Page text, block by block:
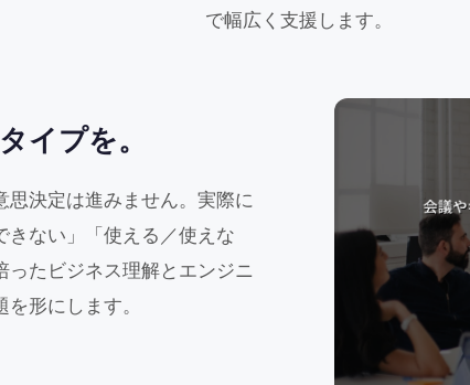
で幅広く支援します。
イプを。
決定は進みません。実際に
きない」「使える／使えな
ったビジネス理解とエンジニ
形にします。